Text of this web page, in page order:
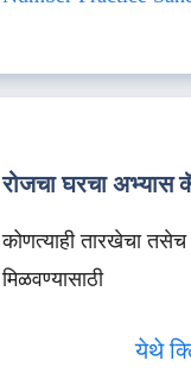
रोजचा घरचा अभ्यास
कोणत्याही तारखेचा
मिळवण्यासाठी
येथे